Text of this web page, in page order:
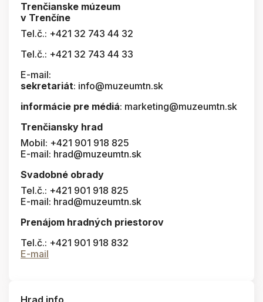
Trenčianske múzeum
v Trenčíne
Tel.č.: +421 32 743 44 32
Tel.č.: +421 32 743 44 33
E-mail:
sekretariát: info@muzeumtn.sk
informácie pre médiá: marketing@muzeumtn.sk
Trenčiansky hrad
Mobil: +421 901 918 825
E-mail: hrad@muzeumtn.sk
Svadobné obrady
Tel.č.: +421 901 918 825
E-mail: hrad@muzeumtn.sk
Prenájom hradných priestorov
Tel.č.: +421 901 918 832
E-mail